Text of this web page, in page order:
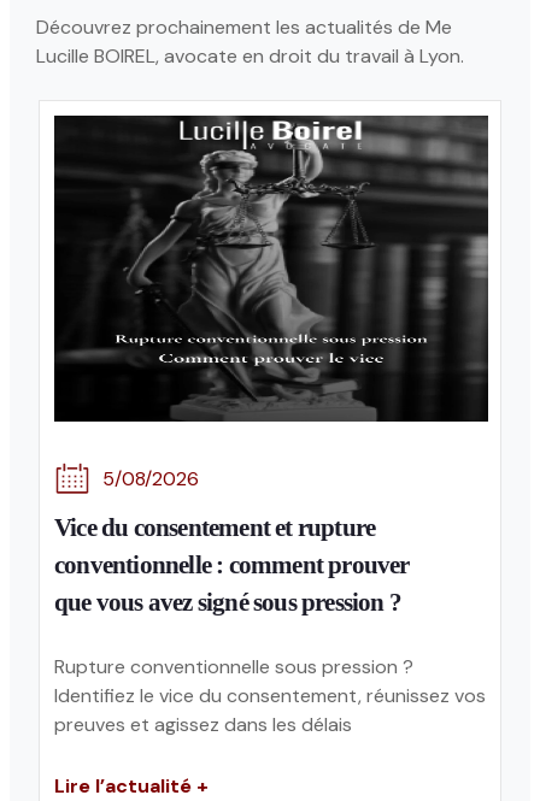
Découvrez prochainement les actualités de Me
Lucille BOIREL, avocate en droit du travail à Lyon.
5/08/2026
Vice du consentement et rupture
conventionnelle : comment prouver
que vous avez signé sous pression ?
Rupture conventionnelle sous pression ?
Identifiez le vice du consentement, réunissez vos
preuves et agissez dans les délais
Lire l’actualité +